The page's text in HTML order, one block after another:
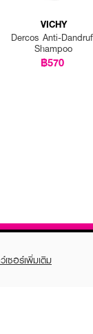
VICHY
Dercos Anti-
Shampoo
฿570
เซอร์เพิ่มเติม